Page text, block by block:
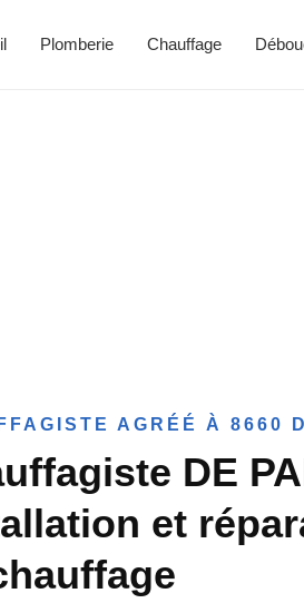
Plomberie Chauffage
AGRÉÉ À 8660
DE
et